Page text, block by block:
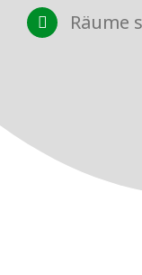
Räume